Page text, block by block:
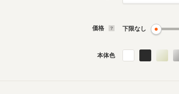
価格 下限なし
本体色